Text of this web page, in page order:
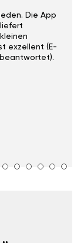
Die App
exzellent (E-